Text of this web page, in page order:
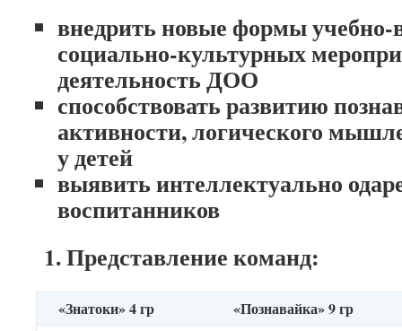
внедрить новые формы учебно-
социально-культурных
деятельность ДОО
способствовать развитию
активности, логического
у детей
выявить интеллектуально
воспитанников
1. Представление команд:
«Знатоки»4 гр «Познавайка»9 гр